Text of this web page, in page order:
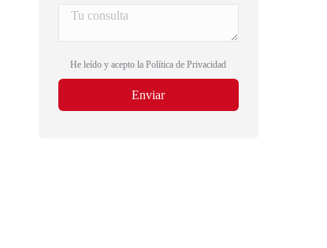
He leído y acepto la Política de Privacidad